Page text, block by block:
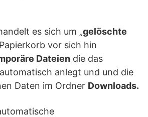
es sich um „gelöschte
vor sich hin
Dateien die das
anlegt und und die
Daten im Ordner Downloads.